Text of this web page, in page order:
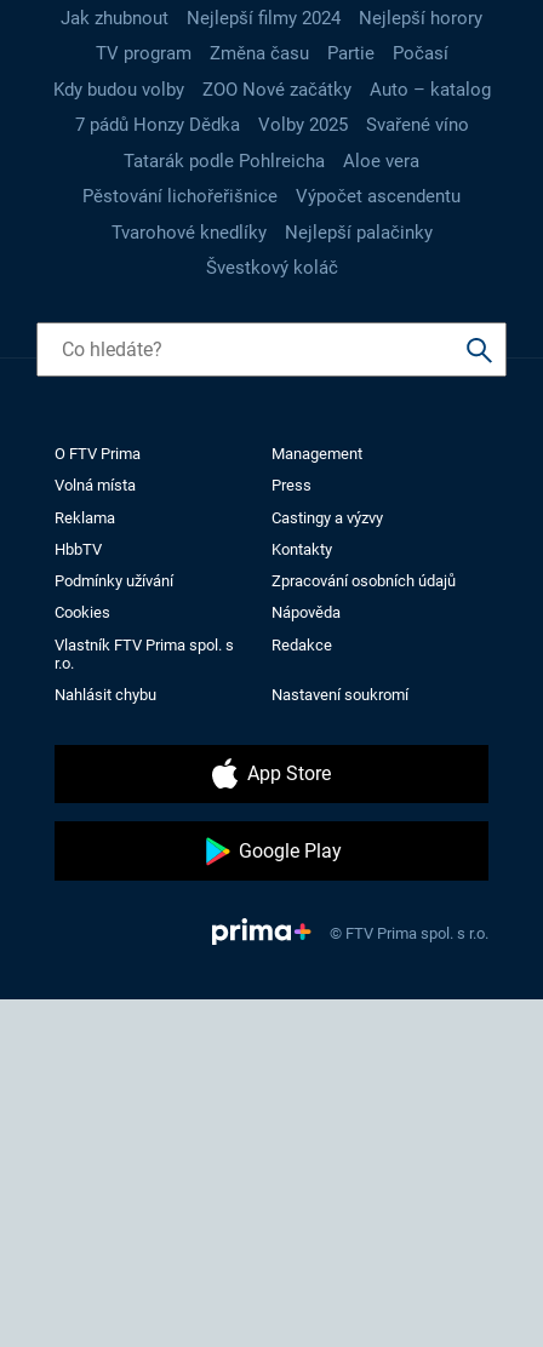
Jak zhubnout Nejlepší filmy 2024
Nejlepší horory
TV program
Změna času Partie
Počasí
Kdy budou volby
ZOO Nové začátky
Auto – katalog
7 pádů Honzy Dědka
Volby 2025
Svařené víno
Tatarák podle Pohlreicha
Aloe vera
Pěstování lichořeřišnice
Výpočet ascendentu
Tvarohové knedlíky
Nejlepší palačinky
Švestkový koláč
O FTV Prima
Management
Volná místa
Press
Reklama
Castingy a výzvy
HbbTV
Kontakty
Podmínky užívání
Zpracování osobních údajů
Cookies
Nápověda
Vlastník FTV Prima spol. s
r.o.
Redakce
Nahlásit chybu Nastavení soukromí
App Store
Google Play
© FTV Prima spol. s r.o.